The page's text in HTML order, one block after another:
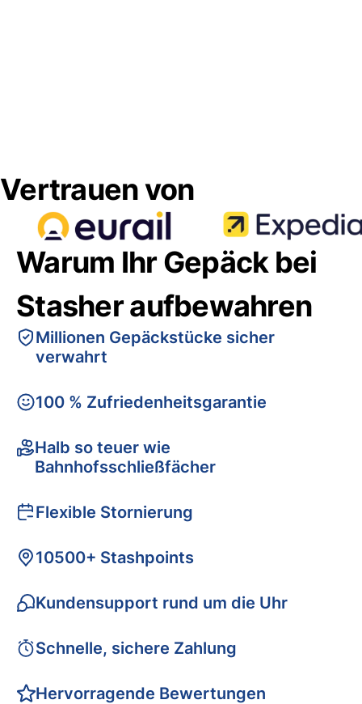
Vertrauen von
Warum Ihr Gepäck bei
Stasher aufbewahren
Millionen Gepäckstücke sicher
verwahrt
100 % Zufriedenheitsgarantie
Halb so teuer wie
Bahnhofsschließfächer
Flexible Stornierung
10500+ Stashpoints
Kundensupport rund um die Uhr
Schnelle, sichere Zahlung
Hervorragende Bewertungen